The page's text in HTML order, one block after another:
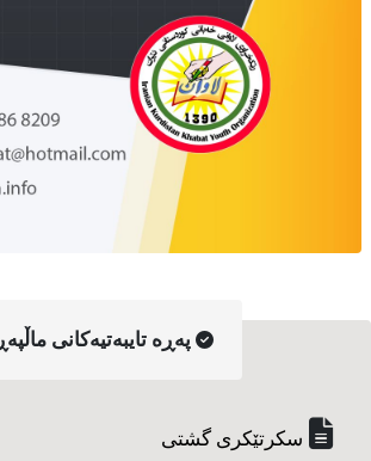
په‌ڕه‌ تایبه‌تیه‌کانی ماڵپه‌ڕ
سکرتێکری گشتی